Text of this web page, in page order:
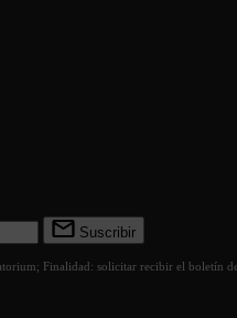
Suscribir
Finalidad: solicitar recibir el boletín